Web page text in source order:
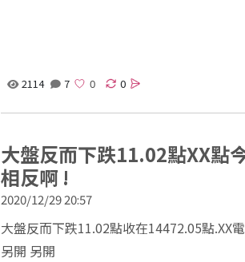
2114 7 0
大盤反而下跌11.02點XX點
相反啊 !
2020/12/29 20:57
大盤反而下跌11.02點收在14472.05點.XX
另開 另開